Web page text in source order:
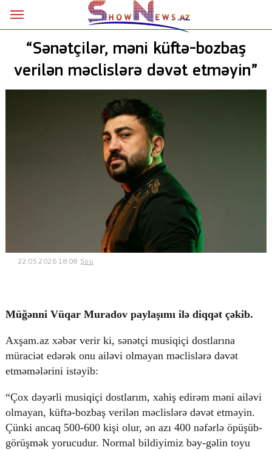
Siyasət
Sosial
Created by Netservice.az
“Sənətçilər, məni küftə-bozbaş
verilən məclislərə dəvət etməyin”
22.05.2026 18:08 Şou
Müğənni Vüqar Muradov paylaşımı ilə diqqət çəkib.
Axşam.az xəbər verir ki, sənətçi musiqiçi dostlarına
müraciət edərək onu ailəvi olmayan məclislərə dəvət
etməmələrini istəyib:
“Çox dəyərli musiqiçi dostlarım, xahiş edirəm məni ailəvi
olmayan, küftə-bozbaş verilən məclislərə dəvət etməyin.
Çünki ancaq 500-600 kişi olur, ən azı 400 nəfərlə öpüşüb-
görüşmək yorucudur. Normal bildiyimiz bəy-gəlin toyu